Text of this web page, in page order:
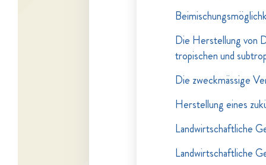
Die Herstellung von
tropischen und
Die zweckmässige
Herstellung eines
Landwirtschaftliche
Landwirtschaftliche